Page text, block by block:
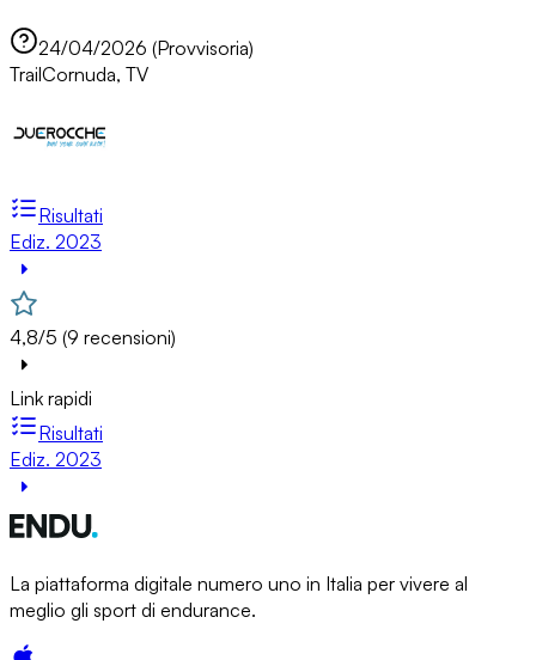
24/04/2026 (Provvisoria)
TrailCornuda, TV
Risultati
Ediz. 2023
4,8/5 (9 recensioni)
Link rapidi
Risultati
Ediz. 2023
La piattaforma digitale numero uno in Italia per vivere al
meglio gli sport di endurance.